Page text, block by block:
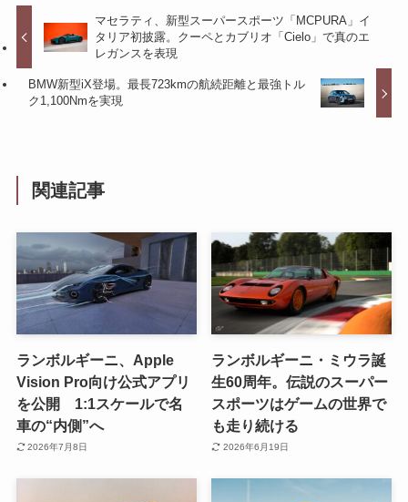
マセラティ、新型スーパースポーツ「MCPURA」イ
タリア初披露。クーペとカブリオ「Cielo」で真のエ
レガンスを表現
BMW新型iX登場。最長723kmの航続距離と最強トル
ク1,100Nmを実現
関連記事
ランボルギーニ、Apple
Vision Pro向け公式アプリ
を公開 1:1スケールで名
車の“内側”へ
2026年7月8日
ランボルギーニ・ミウラ誕
生60周年。伝説のスーパー
スポーツはゲームの世界で
も走り続ける
2026年6月19日